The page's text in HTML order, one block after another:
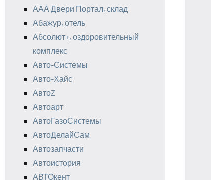
ААА Двери Портал, склад
Абажур, отель
Абсолют+, оздоровительный
комплекс
Авто-Системы
Авто-Хайс
АвтоZ
Автоарт
АвтоГазоСистемы
АвтоДелайСам
Автозапчасти
Автоистория
АВТОкент